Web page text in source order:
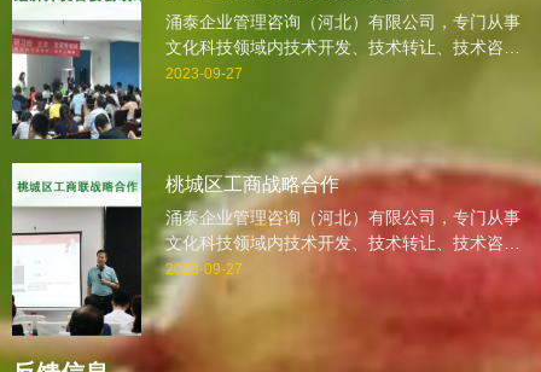
涌泰企业管理咨询（河北）有限公司，专门从事
文化科技领域内技术开发、技术转让、技术咨
询、技术服务、企业培训、认证、企业咨询,企业
全力以赴的服务理念，抱着深深地责任感，一步
一个脚印地走过。
2023-09-27
桃城区工商战略合作
涌泰企业管理咨询（河北）有限公司，专门从事
文化科技领域内技术开发、技术转让、技术咨
询、技术服务、企业培训、认证、企业咨询,企业
诊断,会展服务、营销策划的专业咨询公司。自
2005年创业以来，我公司一直本着感恩，诚信，
全力以赴的服务理念，抱着深深地责任感，一步
2023-09-27